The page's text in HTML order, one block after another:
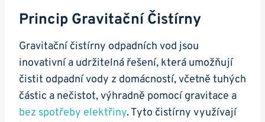
Princip Gravitační Čistírny
Gravitační čistírny odpadních vod jsou
inovativní a udržitelná řešení, která umožňují
čistit odpadní vody z domácností, včetně tuhých
částic a nečistot, výhradně pomocí gravitace a
bez spotřeby elektřiny. Tyto čistírny využívají